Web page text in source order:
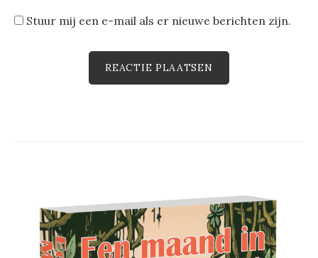
Stuur mij een e-mail als er nieuwe berichten zijn.